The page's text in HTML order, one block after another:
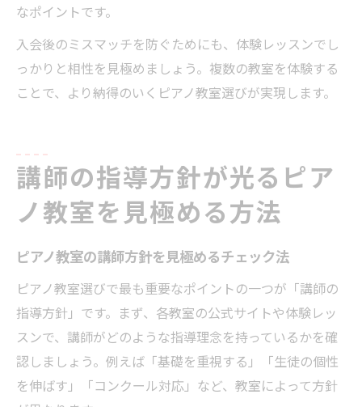
なポイントです。
入会後のミスマッチを防ぐためにも、体験レッスンでし
っかりと相性を見極めましょう。複数の教室を体験する
ことで、より納得のいくピアノ教室選びが実現します。
講師の指導方針が光るピア
ノ教室を見極める方法
ピアノ教室の講師方針を見極めるチェック法
ピアノ教室選びで最も重要なポイントの一つが「講師の
指導方針」です。まず、各教室の公式サイトや体験レッ
スンで、講師がどのような指導理念を持っているかを確
認しましょう。例えば「基礎を重視する」「生徒の個性
を伸ばす」「コンクール対応」など、教室によって方針